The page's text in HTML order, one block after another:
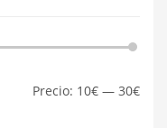
Precio: 10€ — 30€